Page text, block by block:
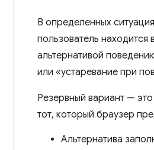
В определенных
пользователь находится
альтернативой
или «устаревание при
Резервный вариант —
тот, который браузер
Альтернатива